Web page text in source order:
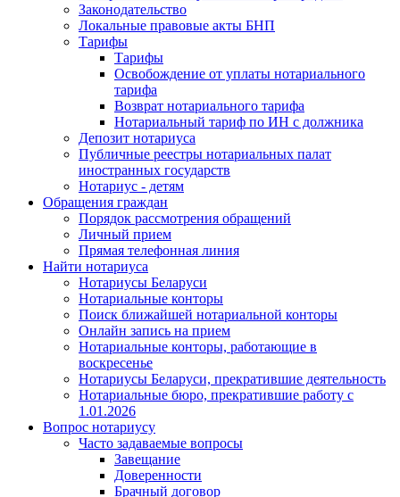
Законодательство
Локальные правовые акты БНП
Тарифы
Тарифы
Освобождение от уплаты нотариального
тарифа
Возврат нотариального тарифа
Нотариальный тариф по ИН с должника
Депозит нотариуса
Публичные реестры нотариальных палат
иностранных государств
Нотариус - детям
Обращения граждан
Порядок рассмотрения обращений
Личный прием
Прямая телефонная линия
Найти нотариуса
Нотариусы Беларуси
Нотариальные конторы
Поиск ближайшей нотариальной конторы
Онлайн запись на прием
Нотариальные конторы, работающие в
воскресенье
Нотариусы Беларуси, прекратившие деятельность
Нотариальные бюро, прекратившие работу с
1.01.2026
Вопрос нотариусу
Часто задаваемые вопросы
Завещание
Доверенности
Брачный договор